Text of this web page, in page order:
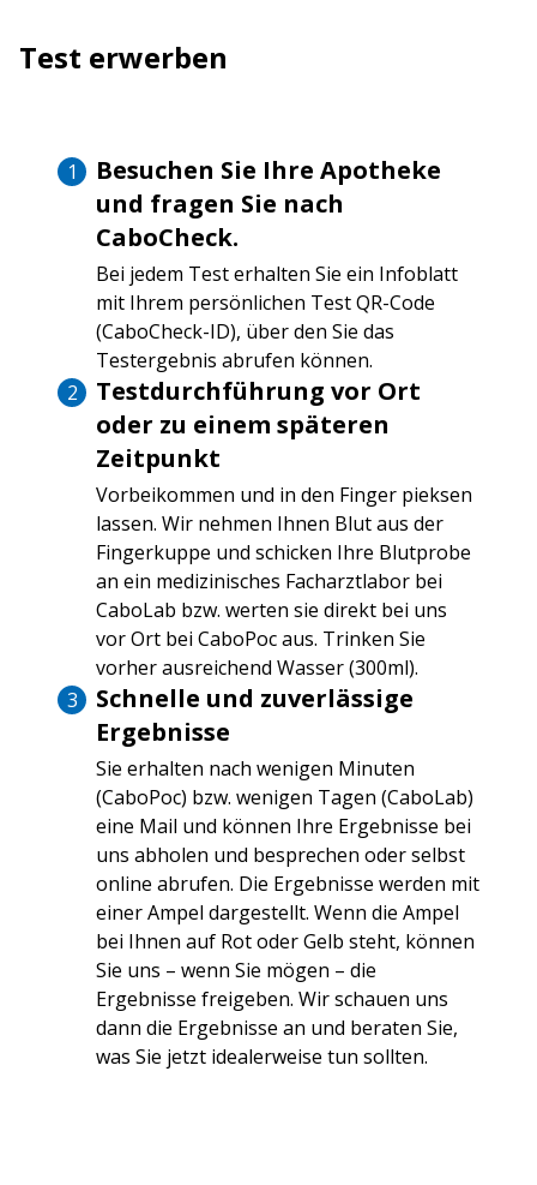
Test erwerben
Besuchen Sie Ihre Apotheke
und fragen Sie nach
CaboCheck.
Bei jedem Test erhalten Sie ein Infoblatt
mit Ihrem persönlichen Test QR-Code
(CaboCheck-ID), über den Sie das
Testergebnis abrufen können.
Testdurchführung vor Ort
oder zu einem späteren
Zeitpunkt
Vorbeikommen und in den Finger pieksen
lassen. Wir nehmen Ihnen Blut aus der
Fingerkuppe und schicken Ihre Blutprobe
an ein medizinisches Facharztlabor bei
CaboLab bzw. werten sie direkt bei uns
vor Ort bei CaboPoc aus. Trinken Sie
vorher ausreichend Wasser (300ml).
Schnelle und zuverlässige
Ergebnisse
Sie erhalten nach wenigen Minuten
(CaboPoc) bzw. wenigen Tagen (CaboLab)
eine Mail und können Ihre Ergebnisse bei
uns abholen und besprechen oder selbst
online abrufen. Die Ergebnisse werden mit
einer Ampel dargestellt. Wenn die Ampel
bei Ihnen auf Rot oder Gelb steht, können
Sie uns – wenn Sie mögen – die
Ergebnisse freigeben. Wir schauen uns
dann die Ergebnisse an und beraten Sie,
was Sie jetzt idealerweise tun sollten.